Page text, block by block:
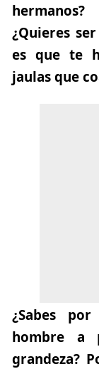
hermanos?
¿Quieres
es que te
jaulas que
¿Sabes
hombre a
grandeza?